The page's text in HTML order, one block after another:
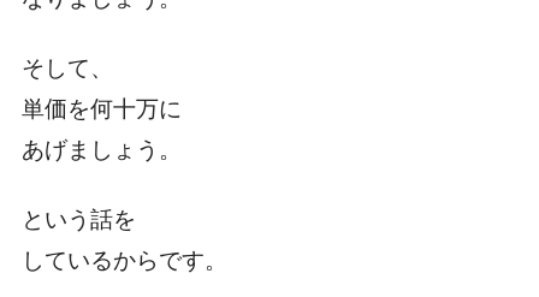
そして、
単価を何十万に
あげましょう。
という話を
しているからです。